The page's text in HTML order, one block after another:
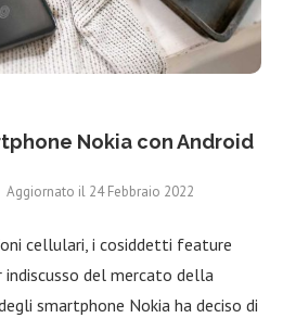
Nokia con Android
Aggiornato il 24 Febbraio 2022
cellulari, i cosiddetti feature
indiscusso del mercato della
smartphone Nokia ha deciso di